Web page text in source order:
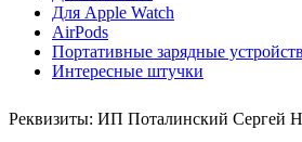
Для Apple Watch
AirPods
Портативные зарядные
Интересные штучки
Реквизиты: ИП Поталинский Сергей